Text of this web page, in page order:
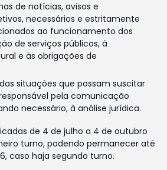
de notícias, avisos e
necessários e estritamente
ao funcionamento dos
de serviços públicos, à
e às obrigações de
situações que possam suscitar
pela comunicação
necessário, à análise jurídica.
de 4 de julho a 4 de outubro
turno, podendo permanecer até
caso haja segundo turno.